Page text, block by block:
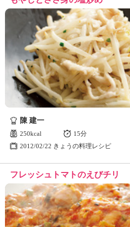
陳 建一
250kcal
15分
2012/02/22 きょうの料理レシピ
フレッシュトマトのえびチリ